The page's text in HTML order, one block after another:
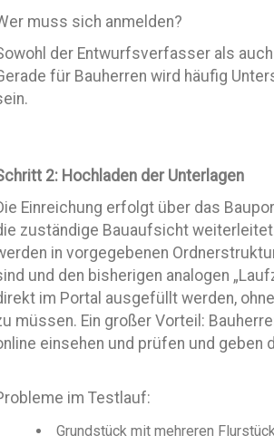
muss sich anmelden?
der Entwurfsverfasser als
für Bauherren wird häufig
2: Hochladen der Unterlagen
Einreichung erfolgt über das
zuständige Bauaufsicht
in vorgegebenen
und den bisherigen analogen
im Portal ausgefüllt werden,
müssen. Ein großer Vorteil:
einsehen und prüfen und geben
im Testlauf:
Grundstück mit mehreren